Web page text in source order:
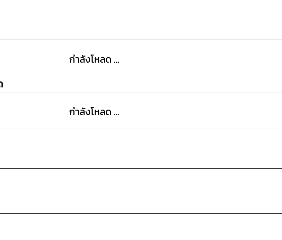
กำลังโหลด ...
กำลังโหลด ...